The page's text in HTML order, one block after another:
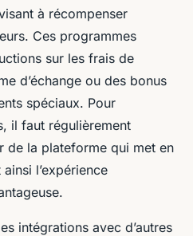
à récompenser
Ces programmes
sur les frais de
d’échange ou des bonus
spéciaux. Pour
il faut régulièrement
de la plateforme qui met en
l’expérience
intégrations avec d’autres